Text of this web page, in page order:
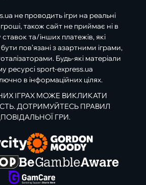
не проводить ігри на реальні
також сайт не приймає ні в
та/інших платежів, які
пов’язані з азартними іграми,
Будь-які матеріали
ресурсі sport-express.ua
в інформаційних цілях.
ІГРАХ МОЖЕ ВИКЛИКАТИ
ДОТРИМУЙТЕСЬ ПРАВИЛ
ГРИ.